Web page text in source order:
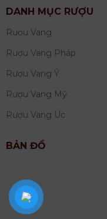
DANH MỤC RƯỢU
Rượu Vang
Rượu Vang Pháp
Rượu Vang Ý
Rượu Vang Mỹ
Rượu Vang Úc
BẢN ĐỒ